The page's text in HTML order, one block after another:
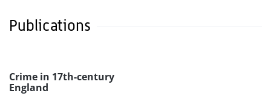
Publications
Crime in 17th-century
England